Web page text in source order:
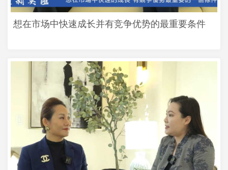
想在市场中快速成长并有竞争优势的最重要条件